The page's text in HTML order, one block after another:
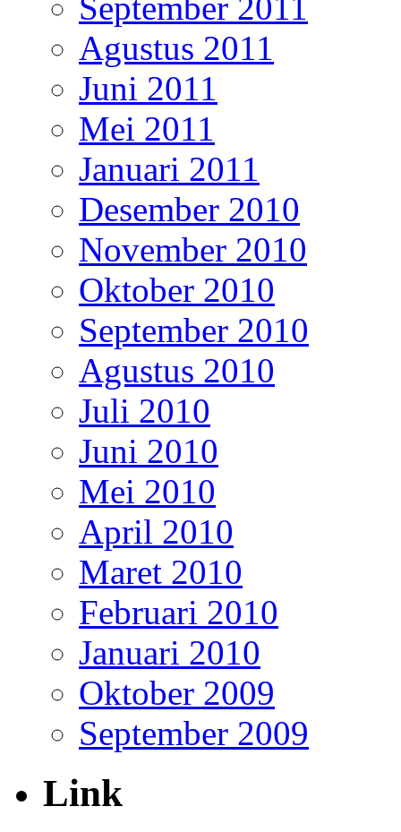
Agustus 2011
Juni 2011
Mei 2011
Januari 2011
Desember 2010
November 2010
Oktober 2010
September 2010
Agustus 2010
Juli 2010
Juni 2010
Mei 2010
April 2010
Maret 2010
Februari 2010
Januari 2010
Oktober 2009
September 2009
Link